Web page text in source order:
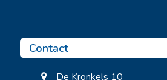
Contact
De Kronkels 10